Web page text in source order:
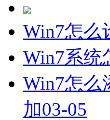
Win7怎么
Win7系统
Win7怎么
加03-05